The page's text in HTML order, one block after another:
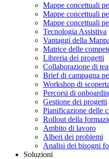
Mappe concettuali
Mappe concettuali
Mappe concettuali
Tecnologia Assistiva
Vantaggi della
Matrice delle
Libreria dei progetti
Collaborazione di
Brief di campagna
Workshop di
Percorsi di
Gestione dei progetti
Pianificazione delle
Rollout della
Ambito di lavoro
Alberi dei problemi
Analisi dei bisogni
Soluzioni